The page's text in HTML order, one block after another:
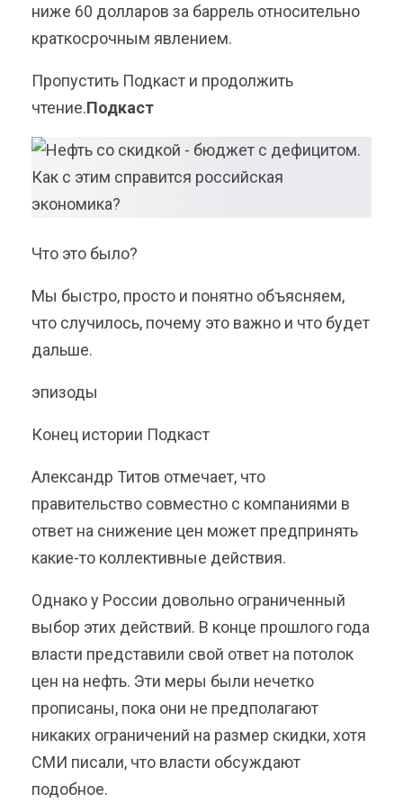
ниже 60 долларов за баррель относительно
краткосрочным явлением.
Пропустить Подкаст и продолжить
чтение.Подкаст
Что это было?
Мы быстро, просто и понятно объясняем,
что случилось, почему это важно и что будет
дальше.
эпизоды
Конец истории Подкаст
Александр Титов отмечает, что
правительство совместно с компаниями в
ответ на снижение цен может предпринять
какие-то коллективные действия.
Однако у России довольно ограниченный
выбор этих действий. В конце прошлого года
власти представили свой ответ на потолок
цен на нефть. Эти меры были нечетко
прописаны, пока они не предполагают
никаких ограничений на размер скидки, хотя
СМИ писали, что власти обсуждают
подобное.